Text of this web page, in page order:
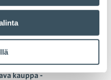
käytännössä
kauppa -